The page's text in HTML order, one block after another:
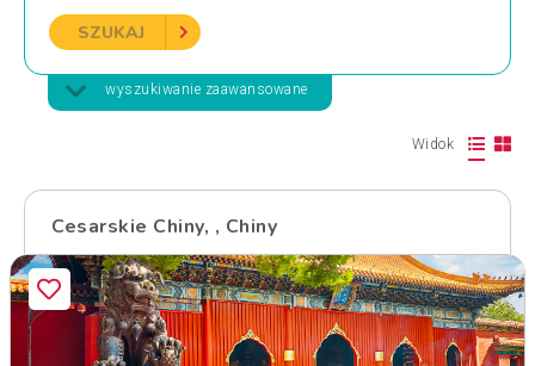
SZUKAJ
wyszukiwanie zaawansowane
Widok
Cesarskie Chiny, , Chiny